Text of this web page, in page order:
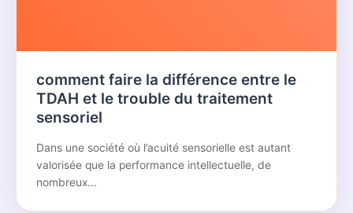
comment faire la différence entre le
TDAH et le trouble du traitement
sensoriel
Dans une société où l’acuité sensorielle est autant
valorisée que la performance intellectuelle, de
nombreux...